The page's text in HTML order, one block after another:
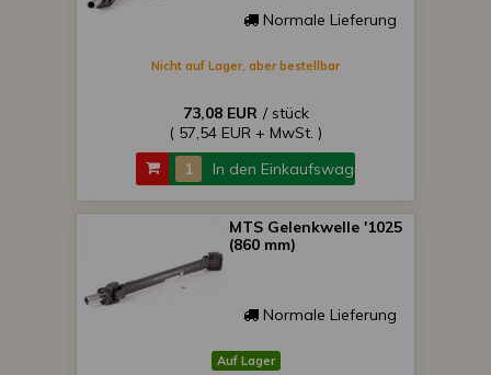
Normale Lieferung
Nicht auf Lager, aber bestellbar
73,08 EUR / stück
( 57,54 EUR + MwSt. )
In den Einkaufswagen
MTS Gelenkwelle '1025
(860 mm)
Normale Lieferung
Auf Lager